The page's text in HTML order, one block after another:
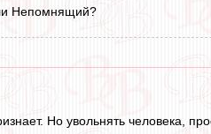
Непомнящий?
Но увольнять человека,